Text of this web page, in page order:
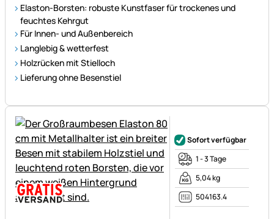
Elaston-Borsten: robuste Kunstfaser für trockenes und
feuchtes Kehrgut
Für Innen- und Außenbereich
Langlebig & wetterfest
Holzrücken mit Stielloch
Lieferung ohne Besenstiel
Sofort verfügbar
1 - 3 Tage
5,04 kg
504163.4